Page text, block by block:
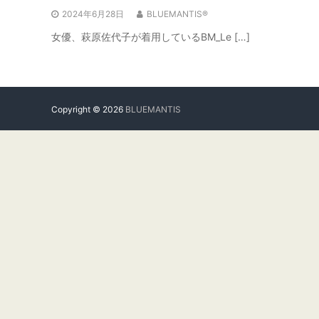
2024年6月28日 BLUEMANTIS®
女優、萩原佐代子が着用しているBM_Le […]
Copyright © 2026 BLUEMANTIS